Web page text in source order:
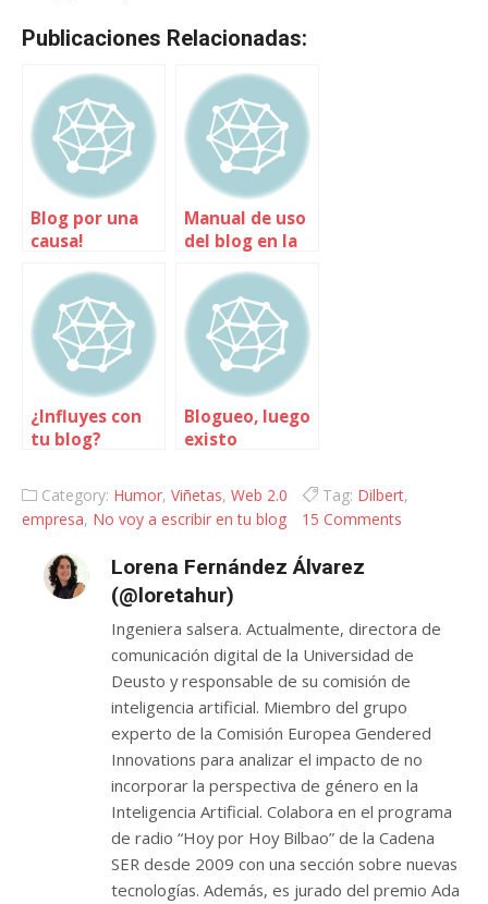
Publicaciones Relacionadas:
Blog por una
causa!
Manual de uso
del blog en la
¿Influyes con
tu blog?
Blogueo, luego
existo
Category: Humor, Viñetas, Web 2.0 Tag: Dilbert,
empresa, No voy a escribir en tu blog 15 Comments
Lorena Fernández Álvarez
(@loretahur)
Ingeniera salsera. Actualmente, directora de
comunicación digital de la Universidad de
Deusto y responsable de su comisión de
inteligencia artificial. Miembro del grupo
experto de la Comisión Europea Gendered
Innovations para analizar el impacto de no
incorporar la perspectiva de género en la
Inteligencia Artificial. Colabora en el programa
de radio “Hoy por Hoy Bilbao” de la Cadena
SER desde 2009 con una sección sobre nuevas
tecnologías. Además, es jurado del premio Ada